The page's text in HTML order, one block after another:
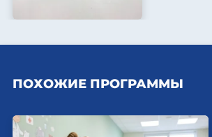
ПОХОЖИЕ ПРОГРАММЫ